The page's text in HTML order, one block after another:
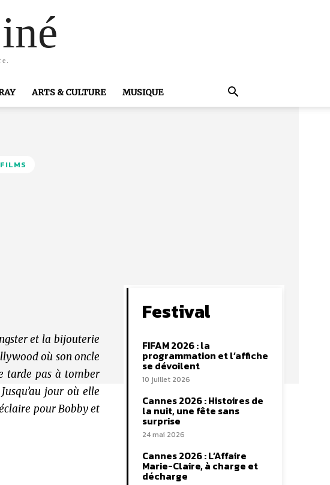
ARTS & CULTURE MUSIQUE
et la bijouterie
où son oncle
tarde pas à tomber
Jusqu’au jour où elle
pour Bobby et
Festival
FIFAM 2026 : la
programmation et l’affiche
se dévoilent
10 juillet 2026
Cannes 2026 : Histoires de
la nuit, une fête sans
surprise
24 mai 2026
Cannes 2026 : L’Affaire
Marie-Claire, à charge et
décharge